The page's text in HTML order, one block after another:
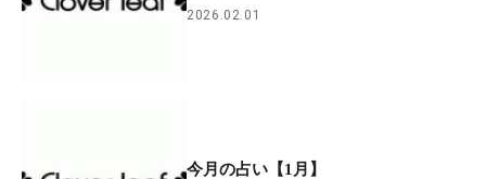
2026.02.01
今月の占い【1月】